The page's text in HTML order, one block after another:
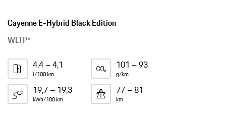
Cayenne E-Hybrid Black Edition
WLTP*
4,4 – 4,1
l/100 km
101 – 93
g/km
19,7 – 19,3
kWh/100 km
77 – 81
km